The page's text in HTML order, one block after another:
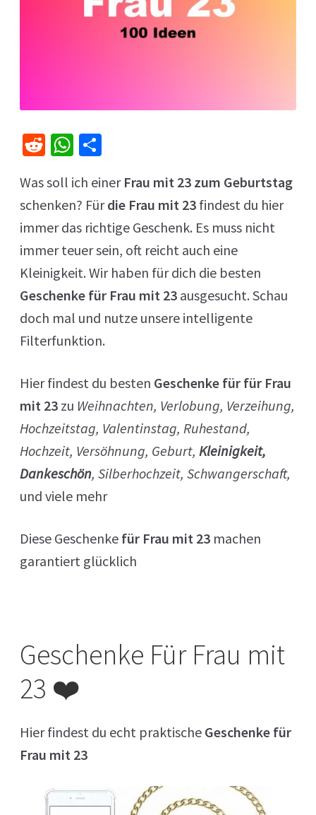
R
d
di
t
W
at
sA
p
p
e
n
Was soll ich einer Frau mit 23 zum Geburtstag
schenken? Fürdie Frau mit 23 findest du hier
immer das richtige Geschenk. Es muss nicht
immer teuer sein, oft reicht auch eine
Kleinigkeit. Wir haben für dich die besten
Geschenke für Frau mit 23 ausgesucht. Schau
doch mal und nutze unsere intelligente
Filterfunktion.
Hier findest du besten Geschenke für für Frau
mit 23 zu Weihnachten, Verlobung, Verzeihung,
Hochzeitstag, Valentinstag, Ruhestand,
Hochzeit, Versöhnung, Geburt, Kleinigkeit,
Dankeschön, Silberhochzeit, Schwangerschaft,
und viele mehr
Diese Geschenke für Frau mit 23 machen
garantiert glücklich
Geschenke Für Frau mit
23 ❤️
Hier findest du echt praktische Geschenke für
Frau mit 23